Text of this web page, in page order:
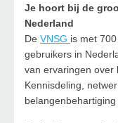
Je hoort bij de
Nederland
De VNSG is met
gebruikers in
van ervaringen over
Kennisdeling,